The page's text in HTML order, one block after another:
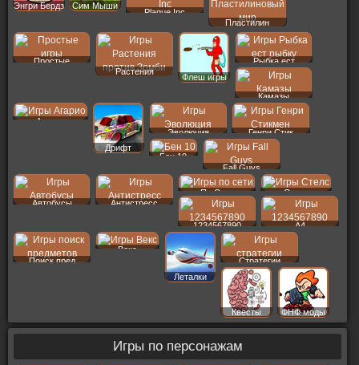
Энгри Бердз Сим Мыши
Plague Inc
Пластилин
Простые
Растения
Флеш игры
Рыбка ест
Камазы
Агарио
Дрифт
Эволюция Генри Стик
Бен 10
Fall Guys
Автобусы Антистресс
По Сети Стелс
1234567890 A4
Поиск пред
Векс
Леталки
Стратегии
Квесты ФНФ моды
Игры по персонажам